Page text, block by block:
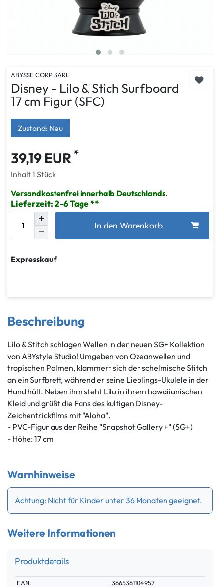
ABYSSE CORP SARL
Disney - Lilo & Stich Surfboard
17 cm Figur (SFC)
Zustand: Neu
39,19 EUR *
Inhalt1 Stück
Versandkostenfrei innerhalb Deutschlands.
Lieferzeit: 2-6 Tage
In den Warenkorb
Expresskauf
Beschreibung
Lilo & Stitch schlagen Wellen in der neuen SG+ Kollektion
von ABYstyle Studio! Umgeben von Ozeanwellen und
tropischen Palmen, klammert sich der schelmische Stitch
an ein Surfbrett, während er seine Lieblings-Ukulele in der
Hand hält. Neben ihm steht Lilo in ihrem hawaiianischen
Kleid und grüßt die Fans des kultigen Disney-
Zeichentrickfilms mit "Aloha".
- PVC-Figur aus der Reihe "Snapshot Gallery +" (SG+)
- Höhe: 17 cm
Warnhinweise
Achtung: Nicht für Kinder unter 36 Monaten geeignet.
Weitere Informationen
Produktdetails
Technisches
Wert
EAN:
3665361104957